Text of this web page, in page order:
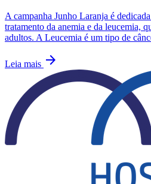
A campanha Junho Laranja é
tratamento da anemia e da leucemia,
adultos. A Leucemia é um tipo de
Leia mais arrow_forward